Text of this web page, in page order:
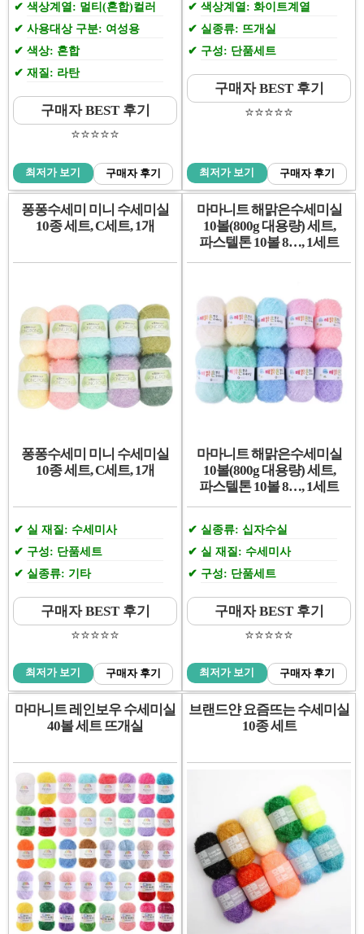
색상계열: 멀티(혼합)컬러
사용대상 구분: 여성용
색상: 혼합
재질: 라탄
구매자 BEST 후기
⭐️⭐️⭐️⭐️⭐️
최저가 보기 구매자 후기
색상계열: 화이트계열
실종류: 뜨개실
구성: 단품세트
구매자 BEST 후기
⭐️⭐️⭐️⭐️⭐️
최저가 보기 구매자 후기
퐁퐁수세미 미니 수세미실
10종 세트, C세트, 1개
퐁퐁수세미 미니 수세미실
10종 세트, C세트, 1개
실 재질: 수세미사
구성: 단품세트
실종류: 기타
구매자 BEST 후기
⭐️⭐️⭐️⭐️⭐️
최저가 보기 구매자 후기
마마니트 해맑은수세미실
10볼(800g 대용량) 세트,
파스텔톤 10볼 8…, 1세트
마마니트 해맑은수세미실
10볼(800g 대용량) 세트,
파스텔톤 10볼 8…, 1세트
실종류: 십자수실
실 재질: 수세미사
구성: 단품세트
구매자 BEST 후기
⭐️⭐️⭐️⭐️⭐️
최저가 보기 구매자 후기
마마니트 레인보우 수세미실
40볼 세트 뜨개실
브랜드얀 요즘뜨는 수세미실
10종 세트